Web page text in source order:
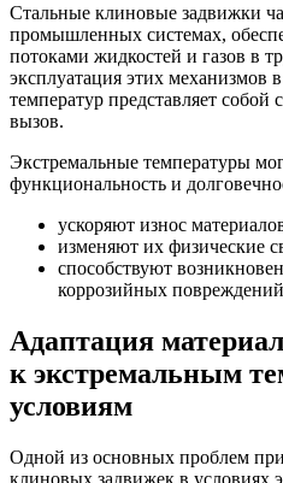
Стальные клиновые задвижки
промышленных системах,
потоками жидкостей и газов в
эксплуатация этих механизмов
температур представляет
вызов.
Экстремальные температуры
функциональность и
ускоряют износ
изменяют их физические
способствуют
коррозийных
Адаптация
к экстремальным
условиям
Одной из основных проблем
клиновых задвижек в условиях